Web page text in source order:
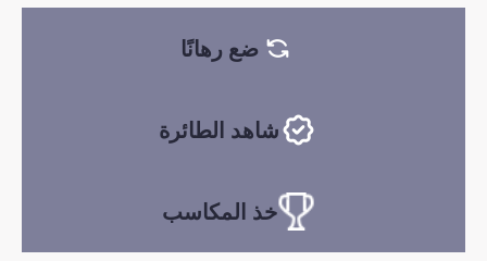
ضع رهانًا
شاهد الطائرة
خذ المكاسب